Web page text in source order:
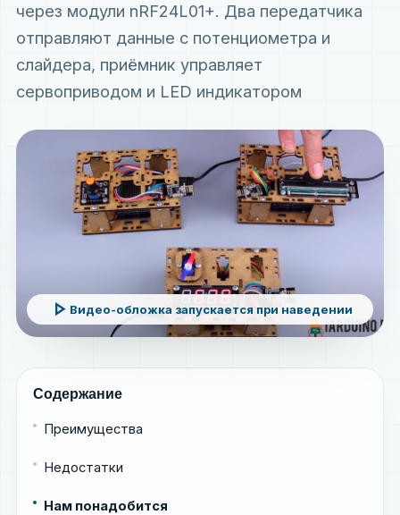
через модули nRF24L01+. Два передатчика
отправляют данные с потенциометра и
слайдера, приёмник управляет
сервоприводом и LED индикатором
play_arrow Видео-обложка запускается при наведении
Содержание
Преимущества
Недостатки
Нам понадобится